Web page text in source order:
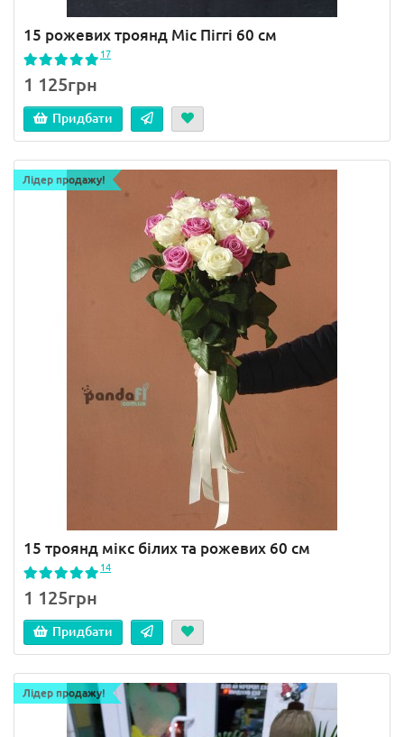
15 рожевих троянд Міс Піггі 60 см
17
1 125грн
Придбати
Лідер продажу!
15 троянд мікс білих та рожевих 60 см
14
1 125грн
Придбати
Лідер продажу!